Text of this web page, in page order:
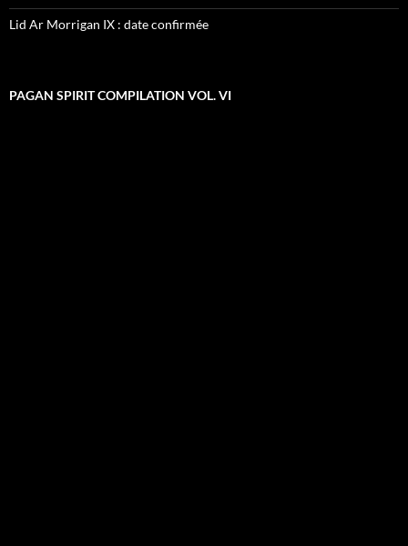
Lid Ar Morrigan IX : date confirmée
PAGAN SPIRIT COMPILATION VOL. VI